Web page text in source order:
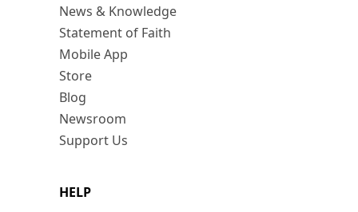
News & Knowledge
Statement of Faith
Mobile App
Store
Blog
Newsroom
Support Us
HELP